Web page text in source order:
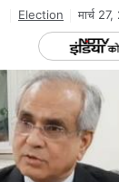
Election मार्च